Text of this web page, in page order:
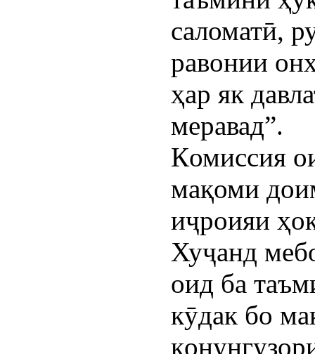
саломатӣ,
равонии
ҳар як
меравад”.
Комиссия
мақоми
иҷроияи
Хуҷанд
оид ба
кӯдак бо